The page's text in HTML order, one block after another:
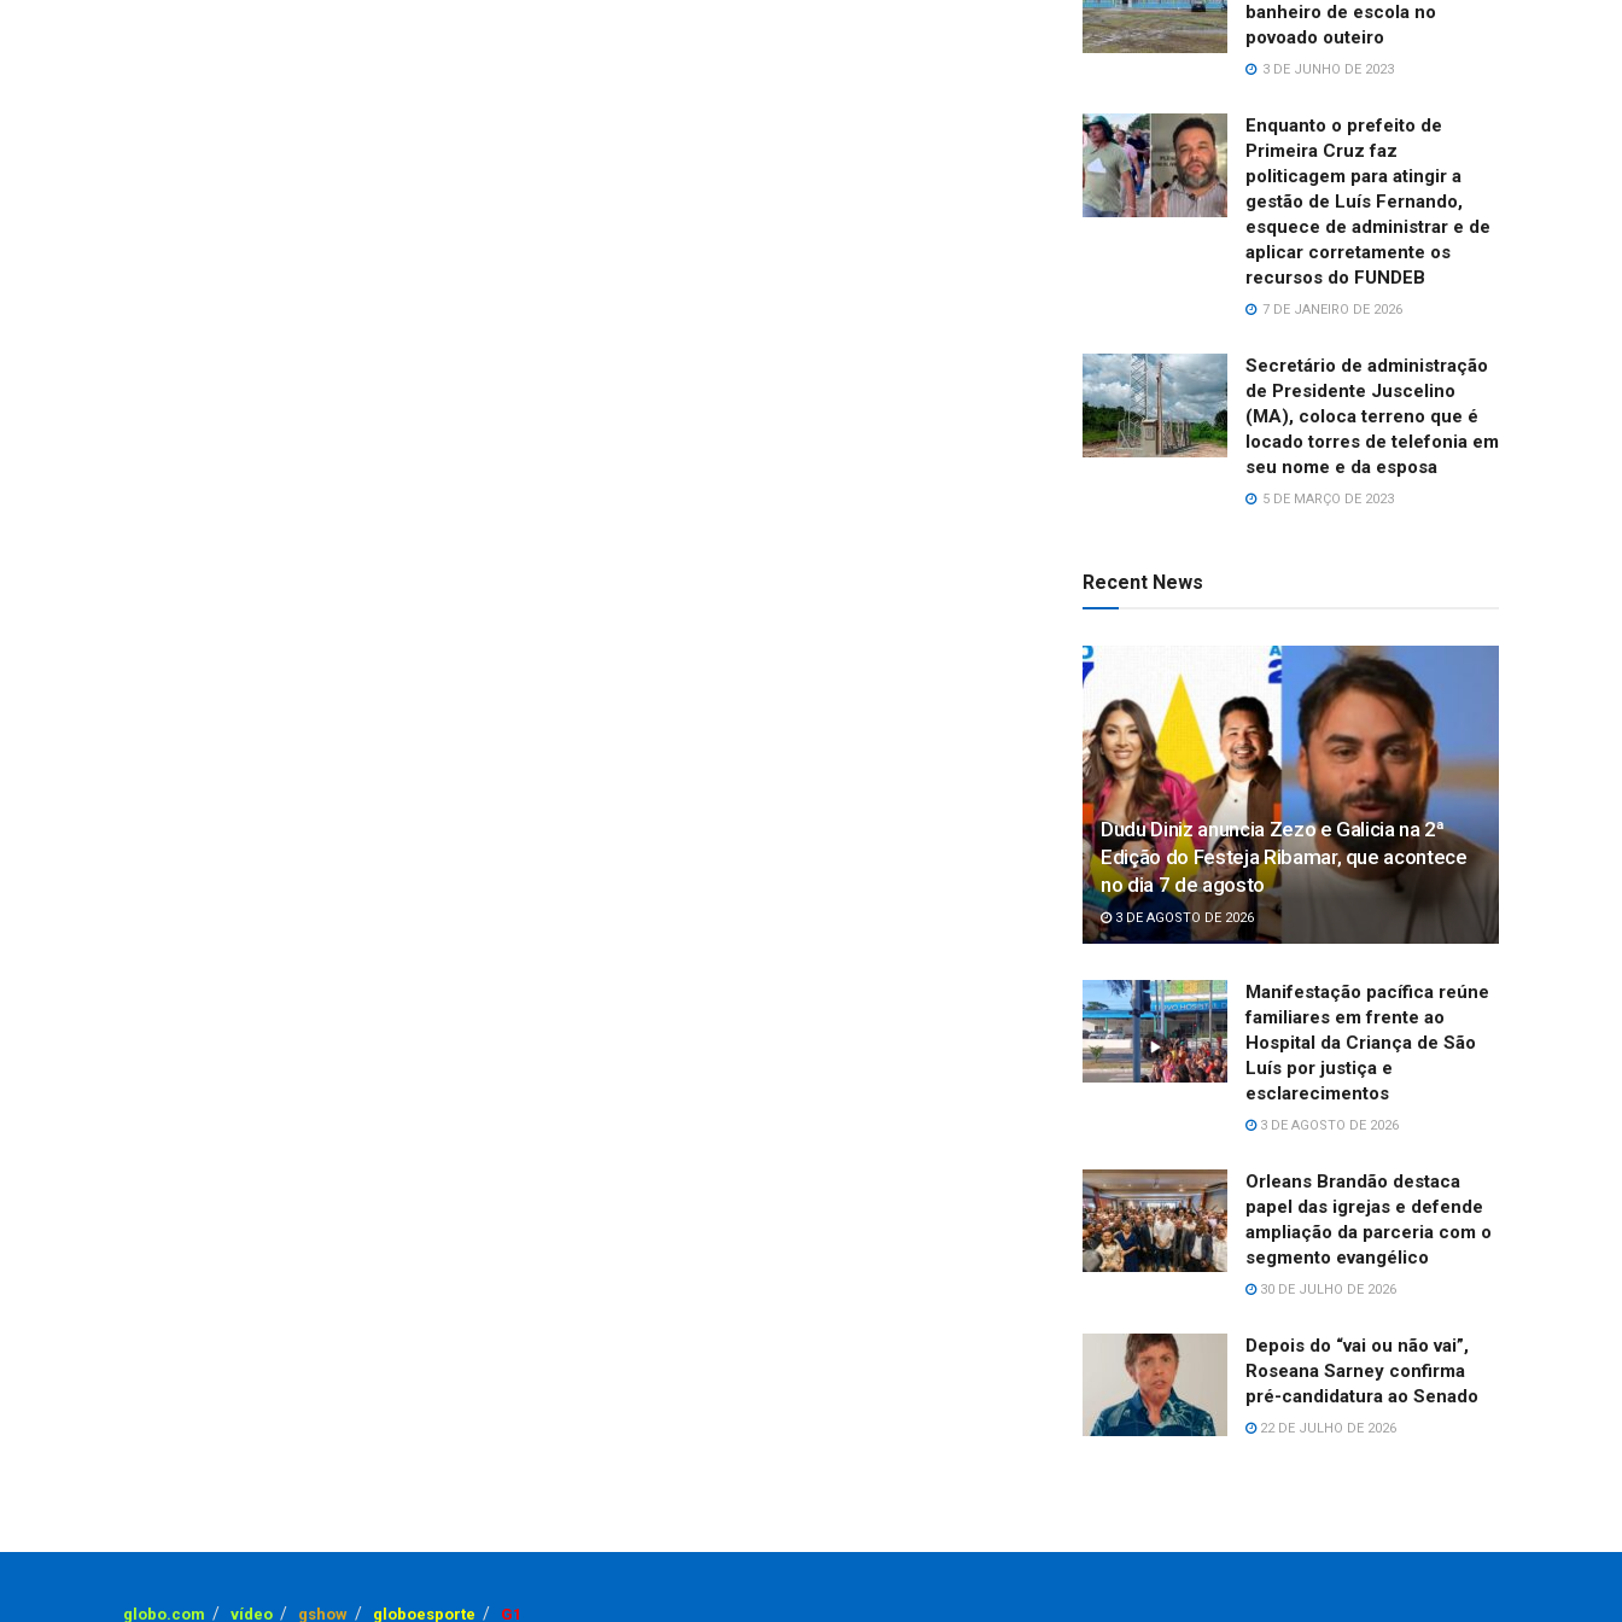
banheiro de escola no
povoado outeiro
3 DE JUNHO DE 2023
Enquanto o prefeito de
Primeira Cruz faz
politicagem para atingir a
gestão de Luís Fernando,
esquece de administrar e de
aplicar corretamente os
recursos do FUNDEB
7 DE JANEIRO DE 2026
Secretário de administração
de Presidente Juscelino
(MA), coloca terreno que é
locado torres de telefonia em
seu nome e da esposa
5 DE MARÇO DE 2023
Recent News
Dudu Diniz anuncia Zezo e Galicia na 2ª
Edição do Festeja Ribamar, que acontece
no dia 7 de agosto
3 DE AGOSTO DE 2026
Manifestação pacífica reúne
familiares em frente ao
Hospital da Criança de São
Luís por justiça e
esclarecimentos
3 DE AGOSTO DE 2026
Orleans Brandão destaca
papel das igrejas e defende
ampliação da parceria com o
segmento evangélico
30 DE JULHO DE 2026
Depois do “vai ou não vai”,
Roseana Sarney confirma
pré-candidatura ao Senado
22 DE JULHO DE 2026
globo.com vídeo gshow globoesporte G1